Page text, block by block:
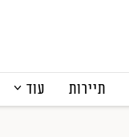
תיירות עוד